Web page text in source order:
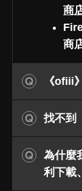
商
商
《ofiii
找不到
為什麼
利下載